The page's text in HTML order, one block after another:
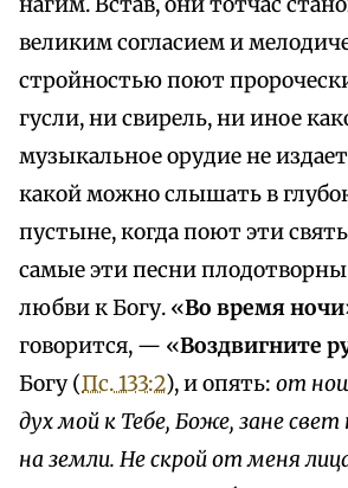
великим согласием и
стройностью поют
гусли, ни свирель, ни иное
музыкальное орудие не издает
какой можно слышать в
пустыне, когда поют эти
самые эти песни
любви к Богу. «Во время ночи
говорится, — «Воздвигните
Богу (Пс. 133:2), и опять: от
дух мой к Тебе, Боже, зане свет
на земли. Не скрой от меня